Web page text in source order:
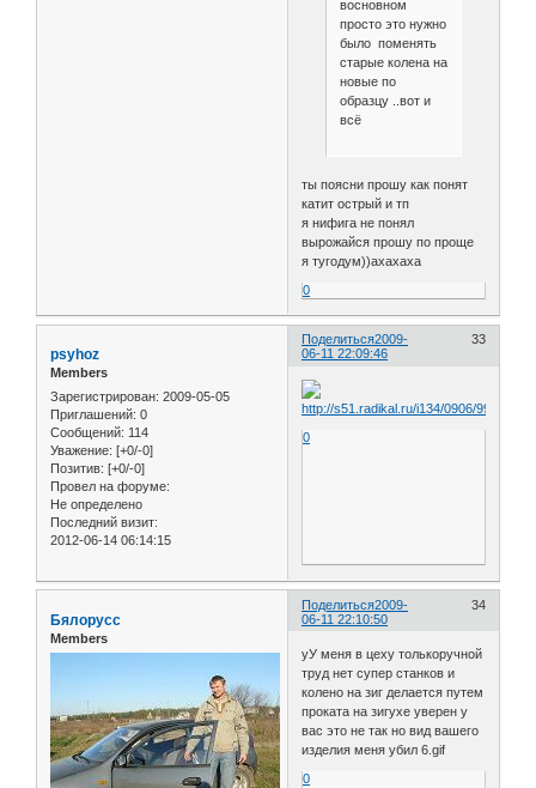
восновном
просто это нужно
было поменять
старые колена на
новые по
образцу ..вот и
всё
ты поясни прошу как понят
катит острый и тп
я нифига не понял
вырожайся прошу по проще
я тугодум))ахахаха
0
Поделиться 33
2009-
06-11 22:09:46
psyhoz
Members
Зарегистрирован: 2009-05-05
Приглашений: 0
Сообщений: 114
Уважение: [+0/-0]
Позитив: [+0/-0]
Провел на форуме:
Не определено
Последний визит:
2012-06-14 06:14:15
0
Поделиться 34
2009-
06-11 22:10:50
Бялорусс
Members
уУ меня в цеху толькоручной
труд нет супер станков и
колено на зиг делается путем
проката на зигухе уверен у
вас это не так но вид вашего
изделия меня убил 6.gif
0